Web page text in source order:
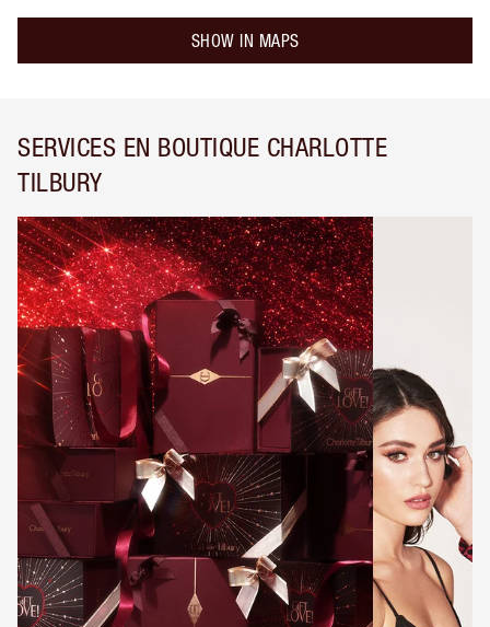
SHOW IN MAPS
SERVICES EN BOUTIQUE CHARLOTTE
TILBURY